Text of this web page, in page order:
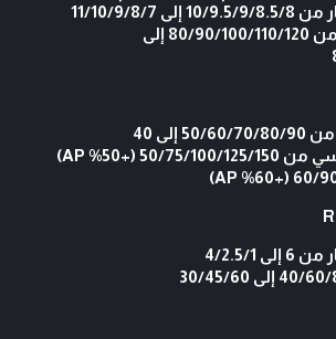
10/9/8/7
تغيير تكلفة المانا من 80/90/100/110/120 إلى
إلى 40
تغيير الضرر الأساسي من 50/75/100/125/150 (+50% AP)
4/2.5/1